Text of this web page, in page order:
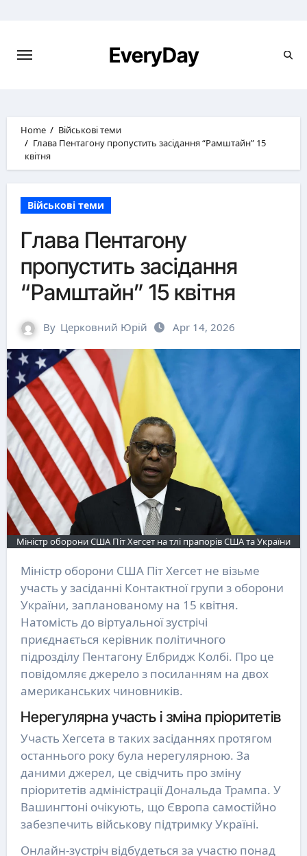
EveryDay
Home
Військові теми
Глава Пентагону пропустить засідання “Рамштайн” 15
квітня
Військові теми
Глава Пентагону
пропустить засідання
“Рамштайн” 15 квітня
By Церковний Юрій Apr 14, 2026
Міністр оборони США Піт Хегсет на тлі прапорів США та України
Міністр оборони США Піт Хегсет не візьме
участь у засіданні Контактної групи з оборони
України, запланованому на 15 квітня.
Натомість до віртуальної зустрічі
приєднається керівник політичного
підрозділу Пентагону Елбридж Колбі. Про це
повідомляє джерело з посиланням на двох
американських чиновників.
Нерегулярна участь і зміна пріоритетів
Участь Хегсета в таких засіданнях протягом
останнього року була нерегулярною. За
даними джерел, це свідчить про зміну
пріоритетів адміністрації Дональда Трампа. У
Вашингтоні очікують, що Європа самостійно
забезпечить військову підтримку Україні.
Онлайн-зустріч відбудеться за участю понад